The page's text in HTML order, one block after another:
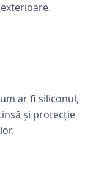
ar fi siliconul,
și protecție